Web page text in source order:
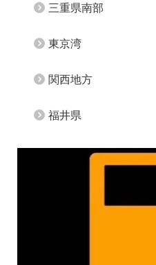
三重県南部
東京湾
関西地方
福井県